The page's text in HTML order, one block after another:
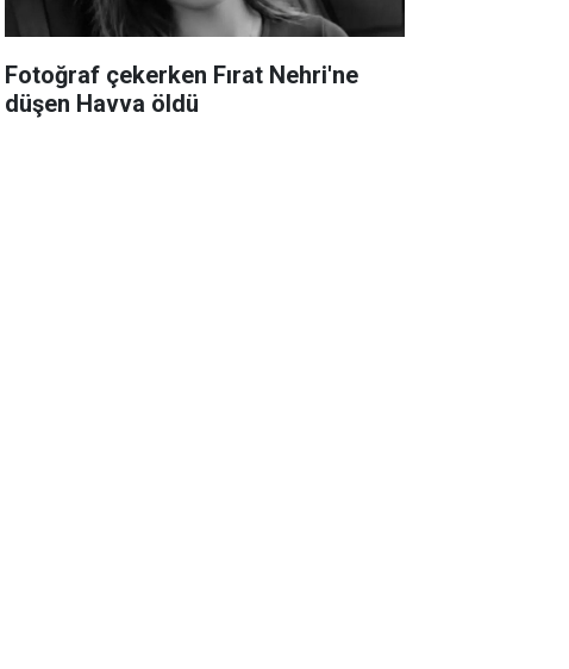
Fotoğraf çekerken Fırat Nehri'ne
düşen Havva öldü